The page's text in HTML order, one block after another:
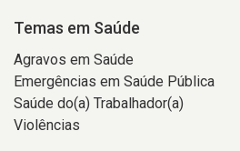
Temas em Saúde
Agravos em Saúde
Emergências em Saúde Pública
Saúde do(a) Trabalhador(a)
Violências